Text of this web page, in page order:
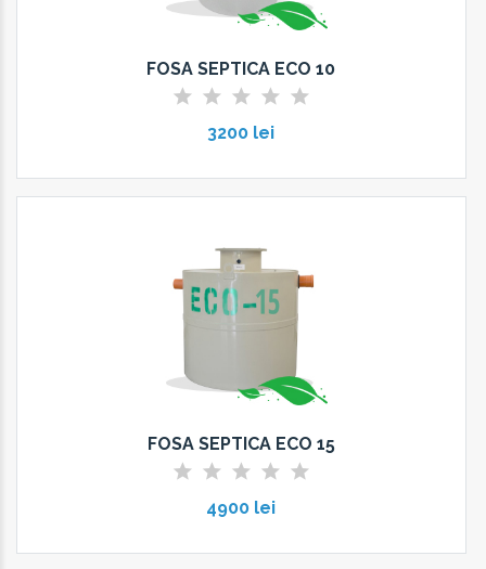
FOSA SEPTICA ECO 10
3200 lei
FOSA SEPTICA ECO 15
4900 lei